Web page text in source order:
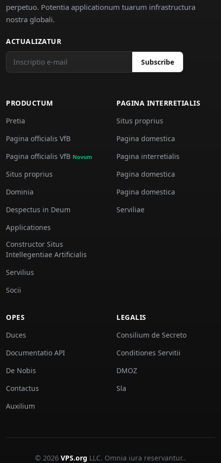
perpetuo. Potentia applicationum tuarum infrastructura
nostra globali.
ACTUALIZATUR
Subscribe
PRODUCTUM
Pretia
Pagina officialis VfB
Pagina officialis VfB Novum
Situs proprius
Dominia
Despectus in Deum
Applicationes
Constructor Situs
Intellegentiae Artificialis
Servilius
Socii
PAGINA INTERRETIALIS
Situs proprius
Pagina domestica
Pagina interretialis
Pagina domestica
Pagina domestica
Serviliae
OPES
Duces
Documentatio API
De Nobis
Contactus
Auxilium
LEGALIS
Consilium de Secreto
Conditiones Servitii
DMOZ
Sla
© 2026 VPS.org LLC. Omnia iura reservantur..